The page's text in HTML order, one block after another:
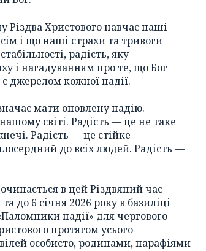
Різдва Христового навчає наші
і що наші страхи та тривоги
радість, яку
і нагадуванням про те, що Бог
джерелом кожної надії.
мати оновлену надію.
світі. Радість — це не таке
Радість — це стійке
до всіх людей. Радість —
в цей Різдвяний час
до 6 січня 2026 року в базиліці
надії» для чергового
протягом усього
особисто, родинами, парафіями